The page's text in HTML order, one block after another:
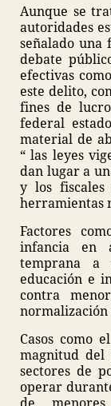
Aunque se
autoridades
señalado una
debate
efectivas
este delito,
fines de
federal
material de
“ las leyes
dan lugar a
y los
herramientas
Factores
infancia en
temprana
educación e
contra
normalización
Casos como
magnitud del
sectores de
operar